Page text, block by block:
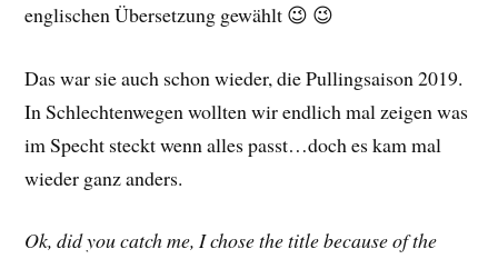
englischen Übersetzung gewählt 😉 😉
Das war sie auch schon wieder, die Pullingsaison 2019.
In Schlechtenwegen wollten wir endlich mal zeigen was
im Specht steckt wenn alles passt…doch es kam mal
wieder ganz anders.
Ok, did you catch me, I chose the title because of the